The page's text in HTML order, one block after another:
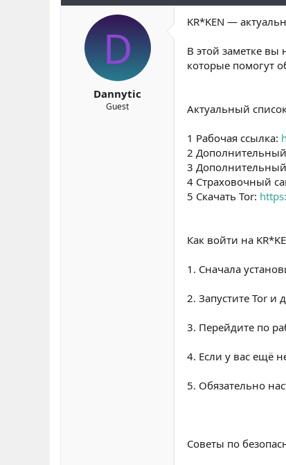
ş
a
n
r
D
Dannytic
Guest
KR*KEN —
В этой заметке вы
которые помогут
Актуальный
1 Рабочая ссылка:
2 Дополнительный
3
4 Страховочный
5 Скачать Tor:
Как войти на
1. Сначала
2. Запустите Tor и
3. Перейдите по
4. Если у вас ещё
5. Обязательно
Советы по